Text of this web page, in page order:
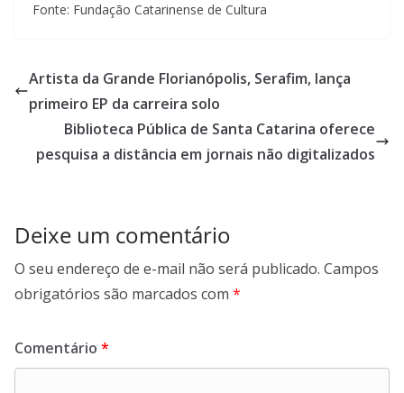
Fonte: Fundação Catarinense de Cultura
Artista da Grande Florianópolis, Serafim, lança
primeiro EP da carreira solo
Biblioteca Pública de Santa Catarina oferece
pesquisa a distância em jornais não digitalizados
Deixe um comentário
O seu endereço de e-mail não será publicado. Campos
obrigatórios são marcados com *
Comentário *